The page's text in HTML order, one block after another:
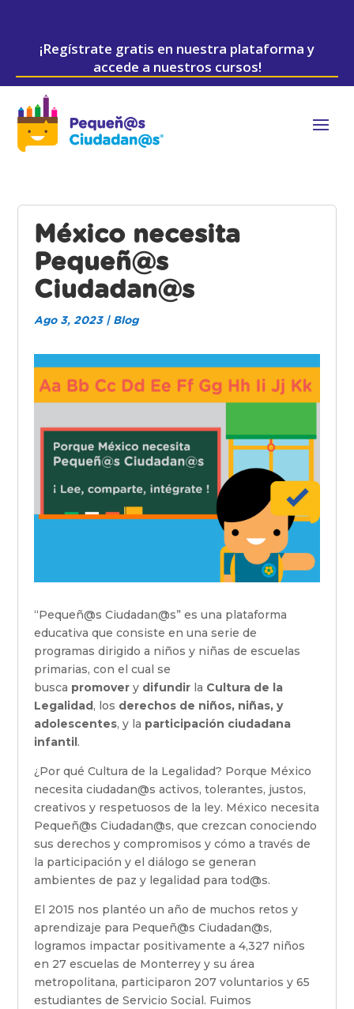
¡Regístrate gratis en nuestra plataforma y
accede a nuestros cursos!
México necesita
Pequeñ@s
Ciudadan@s
Ago 3, 2023| Blog
“Pequeñ@s Ciudadan@s” es una plataforma
educativa que consiste en una serie de
programas dirigido a niños y niñas de escuelas
primarias, con el cual se
busca promover y difundir la Cultura de la
Legalidad, los derechos de niños, niñas, y
adolescentes, y la participación ciudadana
infantil.
¿Por qué Cultura de la Legalidad? Porque México
necesita ciudadan@s activos, tolerantes, justos,
creativos y respetuosos de la ley. México necesita
Pequeñ@s Ciudadan@s, que crezcan conociendo
sus derechos y compromisos y cómo a través de
la participación y el diálogo se generan
ambientes de paz y legalidad para tod@s.
El 2015 nos plantéo un año de muchos retos y
aprendizaje para Pequeñ@s Ciudadan@s,
logramos impactar positivamente a 4,327 niños
en 27 escuelas de Monterrey y su área
metropolitana, participaron 207 voluntarios y 65
estudiantes de Servicio Social. Fuimos